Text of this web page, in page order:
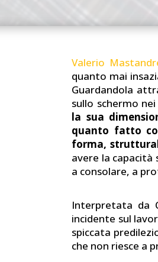
Valerio
quanto mai
Guardandola
sullo schermo
la sua
quanto fatto
forma,
avere la capacità
a consolare, a
Interpretata da
incidente sul
spiccata
che non riesce a